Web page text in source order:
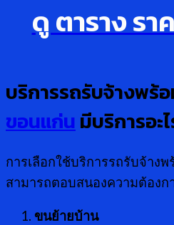
ดู ตาราง รา
บริการรถรับจ้างพร้
ขอนแก่นมีบริการอะ
การเลือกใช้บริการรถรับจ้าง
สามารถตอบสนองความต้องก
ขนย้ายบ้าน